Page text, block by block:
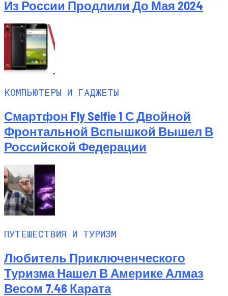
Из России Продлили До Мая 2024
КОМПЬЮТЕРЫ И ГАДЖЕТЫ
Смартфон Fly Selfie 1 С Двойной
Фронтальной Вспышкой Вышел В
Российской Федерации
ПУТЕШЕСТВИЯ И ТУРИЗМ
Любитель Приключенческого
Туризма Нашел В Америке Алмаз
Весом 7.46 Карата